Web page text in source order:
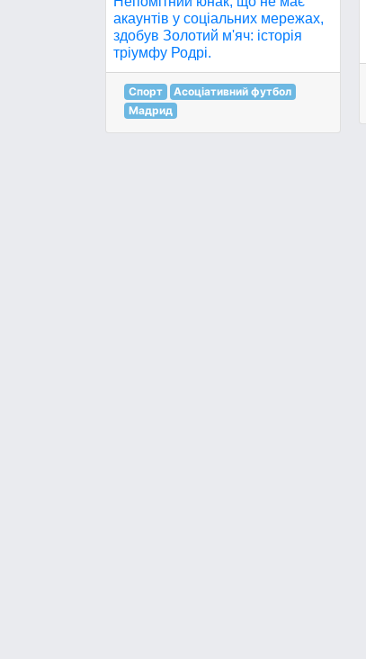
акаунтів у соціальних мережах,
здобув Золотий м'яч: історія
тріумфу Родрі.
Спорт
Асоціативний футбол
Мадрид